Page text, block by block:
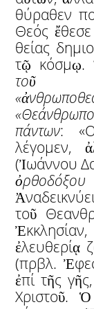
θύραθεν
Θεός
θείας
τῷ κόσμῳ.
τοῦ
«ἀ
πάντων:
λέγομεν,
(Ἰωάννου
ὀρθοδόξου
τοῦ
ἐλευθερίᾳ
(πρβλ.
ἐπί τῆς
Χριστοῦ.